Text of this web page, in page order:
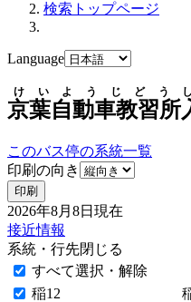
検索トップページ
Language
京葉自動車教習所
けいようじどう
このバス停の系統一覧
印刷の向き
印刷
2026年8月8日 現在
接近情報
系統・行先閉じる
すべて選択・解除
稲12